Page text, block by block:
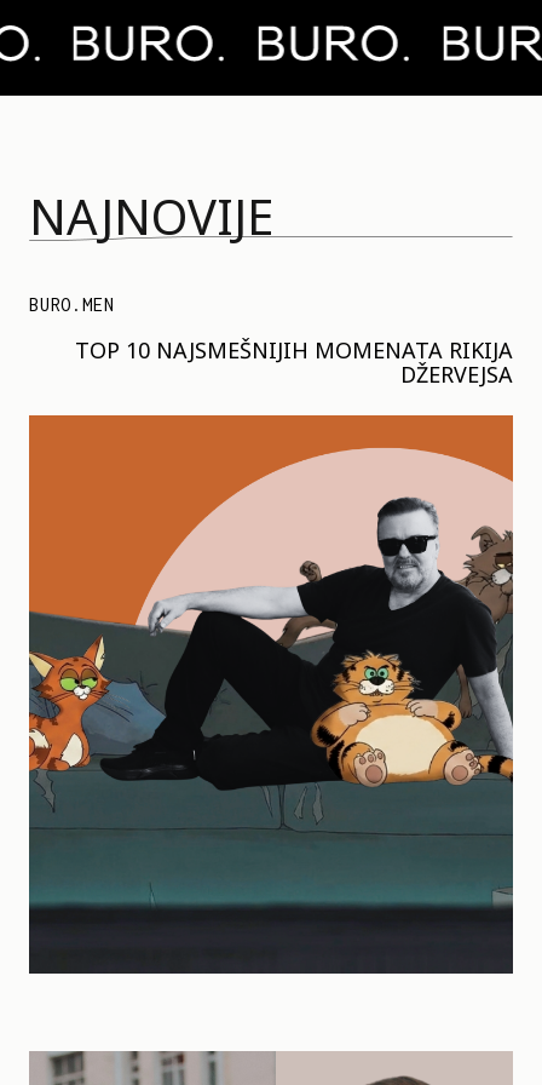
NAJNOVIJE
BURO.MEN
TOP 10 NAJSMEŠNIJIH MOMENATA RIKIJA
DŽERVEJSA